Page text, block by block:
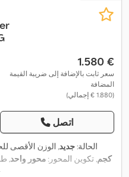
‏1.580 €
سعر ثابت بالإضافة إلى ضريبة القيمة
المضافة
(‏1.880 € إجمالي)
اتصل
الحالة:جديد, الوزن الأقصى
كجم , تكوين المحور: محور واحد ,